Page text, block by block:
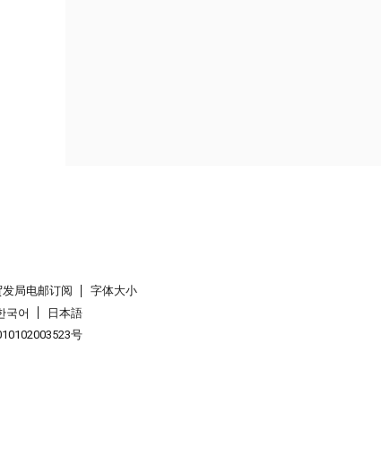
局电邮订阅
字体大小
국어
日本語
号